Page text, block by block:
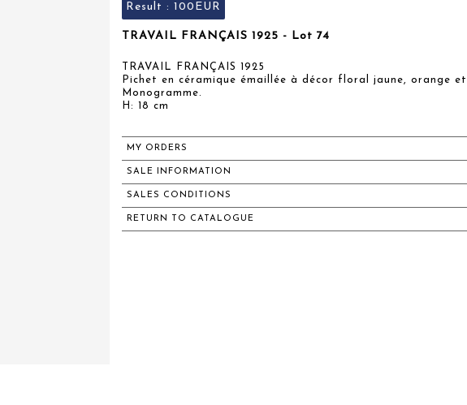
Result : 100EUR
TRAVAIL FRANÇAIS 1925 - Lot 74
TRAVAIL FRANÇAIS 1925
Pichet en céramique émaillée à décor floral jaune, orange
Monogramme.
H: 18 cm
MY ORDERS
SALE INFORMATION
SALES CONDITIONS
RETURN TO CATALOGUE